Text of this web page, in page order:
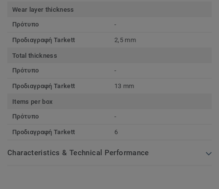
Wear layer thickness
Πρότυπο
-
Προδιαγραφή Tarkett 2,5 mm
Total thickness
Πρότυπο
-
Προδιαγραφή Tarkett 13 mm
Items per box
Πρότυπο
-
Προδιαγραφή Tarkett 6
Characteristics & Technical Performance